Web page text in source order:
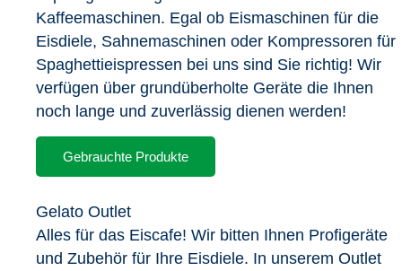
Kaffeemaschinen. Egal ob Eismaschinen für die
Eisdiele, Sahnemaschinen oder Kompressoren für
Spaghettieispressen bei uns sind Sie richtig! Wir
verfügen über grundüberholte Geräte die Ihnen
noch lange und zuverlässig dienen werden!
Gebrauchte Produkte
Gelato Outlet
Alles für das Eiscafe! Wir bitten Ihnen Profigeräte
und Zubehör für Ihre Eisdiele. In unserem Outlet